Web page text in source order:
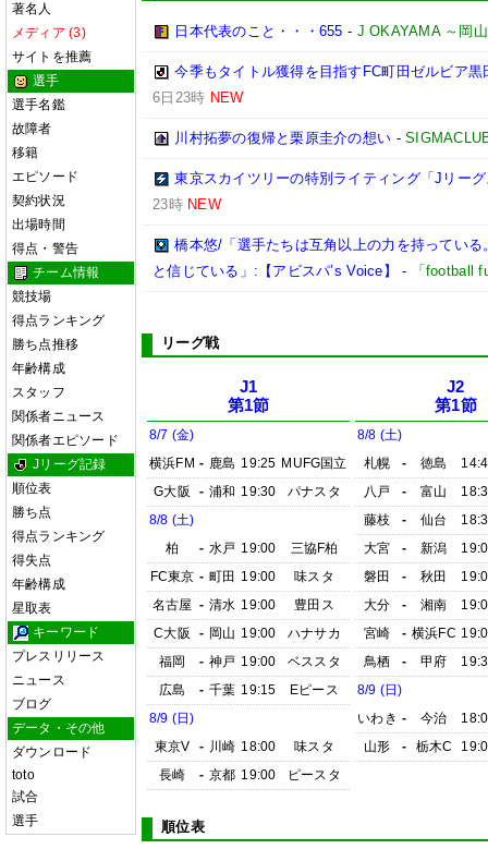
著名人
メディア (3)
サイトを推薦
選手
選手名鑑
故障者
移籍
エピソード
契約状況
出場時間
得点・警告
チーム情報
競技場
得点ランキング
勝ち点推移
年齢構成
スタッフ
関係者ニュース
関係者エピソード
Jリーグ記録
順位表
勝ち点
得点ランキング
得失点
年齢構成
星取表
キーワード
プレスリリース
ニュース
ブログ
データ・その他
ダウンロード
toto
試合
選手
日本代表のこと・・・655 - J OKAYAMA ～岡
今季もタイトル獲得を目指すFC町田ゼルビア
6日23時 NEW
川村拓夢の復帰と栗原圭介の想い -
東京スカイツリーの特別ライティング「Jリー
23時 NEW
橋本悠/「選手たちは互角以上の力を持ってい
と信じている」:【アビスパ’s Voice】
- 「football
リーグ戦
J1
第1節
8/7 (金)
横浜FM - 鹿島 19:25 MUFG国立
G大阪
- 浦和 19:30
パナスタ
8/8 (土)
柏
- 水戸 19:00
三協F柏
FC東京 - 町田 19:00
味スタ
名古屋 - 清水 19:00
豊田ス
C大阪
- 岡山 19:00
ハナサカ
福岡
- 神戸 19:00
ベススタ
広島
- 千葉 19:15
Eピース
8/9 (日)
東京V
- 川崎 18:00
味スタ
長崎
- 京都 19:00 ピースタ
J2
第1節
8/8 (土)
札幌
- 徳島
八戸
- 富山
藤枝
- 仙台
大宮
- 新潟
磐田
- 秋田
大分
- 湘南
宮崎
- 横浜FC
鳥栖
- 甲府
8/9 (日)
いわき - 今治
山形
- 栃木C
順位表